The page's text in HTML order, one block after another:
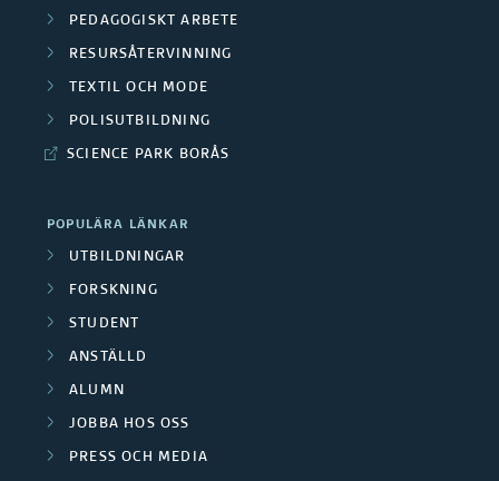
PEDAGOGISKT ARBETE
RESURSÅTERVINNING
TEXTIL OCH MODE
POLISUTBILDNING
SCIENCE PARK BORÅS
POPULÄRA LÄNKAR
UTBILDNINGAR
FORSKNING
STUDENT
ANSTÄLLD
ALUMN
JOBBA HOS OSS
PRESS OCH MEDIA